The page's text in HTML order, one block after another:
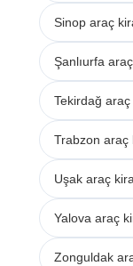
Sinop araç
Şanlıurfa
Tekirdağ
Trabzon araç
Uşak araç
Yalova araç
Zonguldak